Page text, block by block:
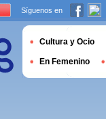
Síguenos en
Cultura y Ocio
En Femenino